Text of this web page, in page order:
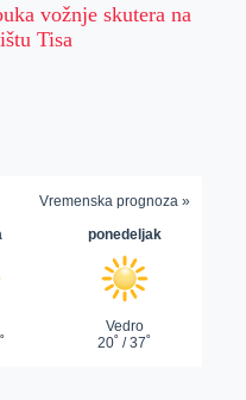
vožnje skutera na
Tisa